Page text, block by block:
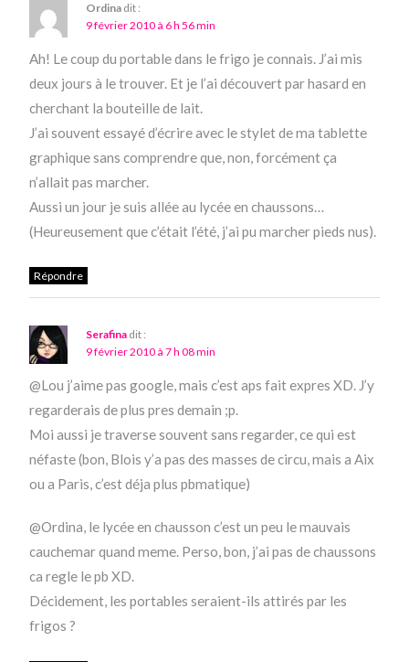
Ordina dit :
9 février 2010 à 6 h 56 min
Ah! Le coup du portable dans le frigo je connais. J’ai mis
deux jours à le trouver. Et je l’ai découvert par hasard en
cherchant la bouteille de lait.
J’ai souvent essayé d’écrire avec le stylet de ma tablette
graphique sans comprendre que, non, forcément ça
n’allait pas marcher.
Aussi un jour je suis allée au lycée en chaussons…
(Heureusement que c’était l’été, j’ai pu marcher pieds nus).
Répondre
Serafina dit :
9 février 2010 à 7 h 08 min
@Lou j’aime pas google, mais c’est aps fait expres XD. J’y
regarderais de plus pres demain ;p.
Moi aussi je traverse souvent sans regarder, ce qui est
néfaste (bon, Blois y’a pas des masses de circu, mais a Aix
ou a Paris, c’est déja plus pbmatique)
@Ordina, le lycée en chausson c’est un peu le mauvais
cauchemar quand meme. Perso, bon, j’ai pas de chaussons
ca regle le pb XD.
Décidement, les portables seraient-ils attirés par les
frigos ?